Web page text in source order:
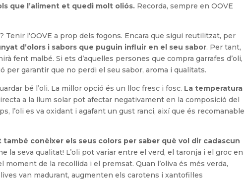
que l’aliment et quedi molt oliós. Recorda, sempre en OOVE
l’OOVE a prop dels fogons. Encara que sigui reutilitzat, per
d’olors i sabors que puguin influir en el seu sabor. Per tant,
fent malbé. Si ets d’aquelles persones que compra garrafes d’oli,
per garantir que no perdi el seu sabor, aroma i qualitats.
bé l’oli. La millor opció és un lloc fresc i fosc. La temperatura
a la llum solar pot afectar negativament en la composició del
l’oli es va oxidant i agafant un gust ranci, així que és recomanable
també conèixer els seus colors per saber què vol dir cadascun
la seva qualitat! L’oli pot variar entre el verd, el taronja i el groc en
moment de la recollida i el premsat. Quan l’oliva és més verda,
van madurant, augmenten els carotens i xantofil·les